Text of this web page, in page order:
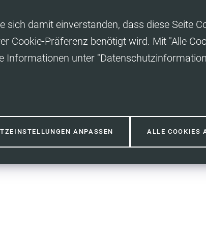
sich damit einverstanden, dass diese Seite
Cookie-Präferenz benötigt wird. Mit "Alle
Informationen unter
ANPASSEN ALLE COOKIES